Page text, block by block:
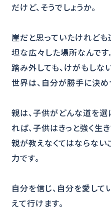
だけど、そうでしょうか。
崖だと思っていたけれど
坦な広々した場所なんです。
踏み外しても、けがもしな
世界は、自分が勝手に決め
親は、子供がどんな道を選
れば、子供はきっと強く生
親が教えなくてはならない
力です。
自分を信じ、自分を愛して
えて行けます。